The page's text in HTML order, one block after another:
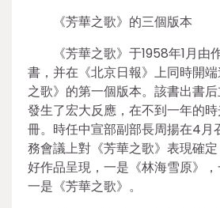
《芳華之歌》的三個版本
《芳華之歌》于1958年1月由
書，并在《北京日報》上同時開
之歌》的第一個版本。該書出書
發生了宏大反應，在不到一年的
冊。時任中宣部副部長周揚在4月
務會議上對《芳華之歌》表現確
好作品呈現，一是《林海雪原》，
一是《芳華之歌》。